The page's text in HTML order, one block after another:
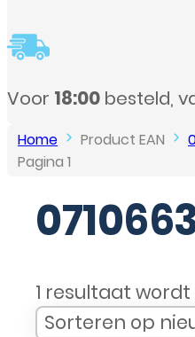
verstuurd
Home Product EAN
Pagina 1
1 resultaat
Sort Products
Sort content
Sorteren op
Sort content